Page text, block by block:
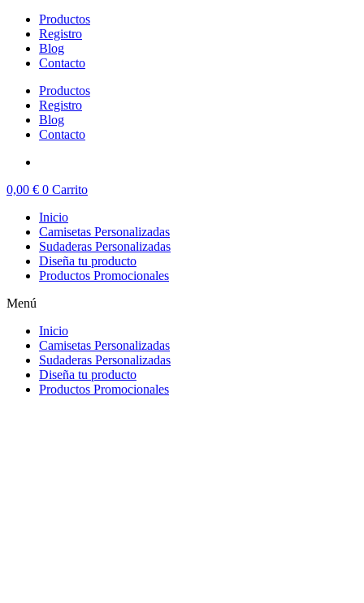
Productos
Registro
Blog
Contacto
Productos
Registro
Blog
Contacto
0,00 € 0 Carrito
Inicio
Camisetas Personalizadas
Sudaderas Personalizadas
Diseña tu producto
Productos Promocionales
Menú
Inicio
Camisetas Personalizadas
Sudaderas Personalizadas
Diseña tu producto
Productos Promocionales